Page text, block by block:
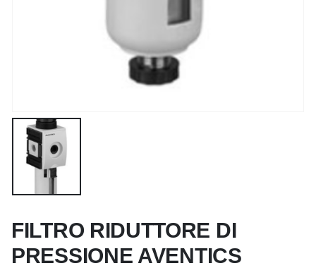
FILTRO RIDUTTORE DI
PRESSIONE AVENTICS